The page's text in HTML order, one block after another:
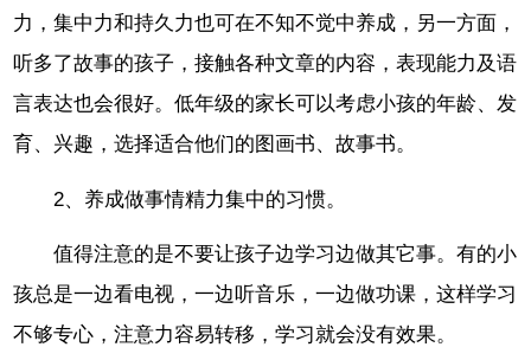
力，集中力和持久力也可在不知不觉中养成，另一方面，
听多了故事的孩子，接触各种文章的内容，表现能力及语
言表达也会很好。低年级的家长可以考虑小孩的年龄、发
育、兴趣，选择适合他们的图画书、故事书。
2、养成做事情精力集中的习惯。
值得注意的是不要让孩子边学习边做其它事。有的小
孩总是一边看电视，一边听音乐，一边做功课，这样学习
不够专心，注意力容易转移，学习就会没有效果。